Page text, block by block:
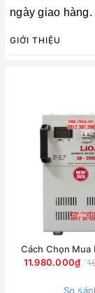
ngày giao hàng.
GIỚI THIỆU
Cách Chọn Mua
11.980.000₫
So